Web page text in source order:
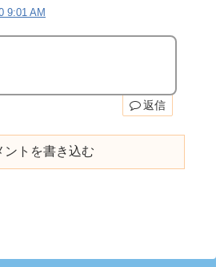
9:01 AM
返信
ントを書き込む